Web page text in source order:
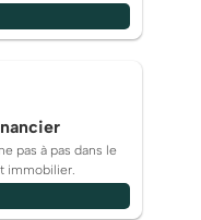
pas à pas dans le
immobilier.